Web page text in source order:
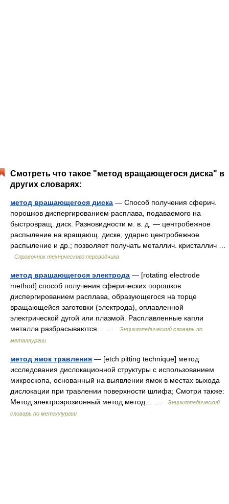
Смотреть что такое "метод вращающегося диска" в
других словарях:
метод вращающегося диска — Способ получения сферич.
порошков диспергированием расплава, подаваемого на
быстровращ. диск. Разновидности м. в. д. — центробежное
распыление на вращающ. диске, ударно центробежное
распыление и др.; позволяет получать металлич. кристаллич …
Справочник технического переводчика
метод вращающегося электрода — [rotating electrode
method] способ получения сферических порошков
диспергированием расплава, образующегося на торце
вращающейся заготовки (электрода), оплавленной
электрической дугой или плазмой. Расплавленные капли
металла разбрасываются… …
Энциклопедический словарь по
металлургии
метод ямок травления — [etch pitting technique] метод
исследования дислокационной структуры с использованием
микроскопа, основанный на выявлении ямок в местах выхода
дислокации при травлении поверхности шлифа; Смотри также:
Метод электроэрозионный метод метод… …
Энциклопедический
словарь по металлургии